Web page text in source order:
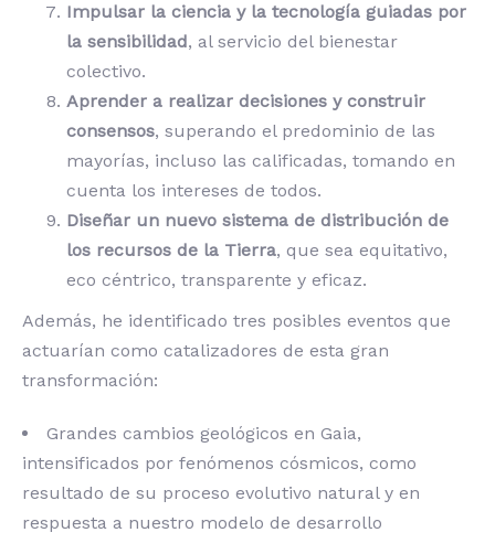
Impulsar la ciencia y la tecnología guiadas por
la sensibilidad, al servicio del bienestar
colectivo.
Aprender a realizar decisiones y construir
consensos, superando el predominio de las
mayorías, incluso las calificadas, tomando en
cuenta los intereses de todos.
Diseñar un nuevo sistema de distribución de
los recursos de la Tierra, que sea equitativo,
eco céntrico, transparente y eficaz.
Además, he identificado tres posibles eventos que
actuarían como catalizadores de esta gran
transformación:
Grandes cambios geológicos en Gaia,
intensificados por fenómenos cósmicos, como
resultado de su proceso evolutivo natural y en
respuesta a nuestro modelo de desarrollo